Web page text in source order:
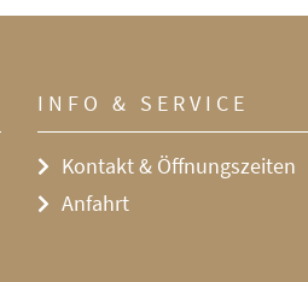
INFO & SERVICE
Kontakt & Öffnungszeiten
Anfahrt